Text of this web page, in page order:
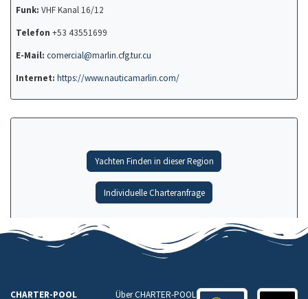
Funk: VHF Kanal 16/12
Telefon +53 43551699
E-Mail: comercial@marlin.cfg.tur.cu
Internet: https://www.nauticamarlin.com/
Yachten Finden in dieser Region
Individuelle Charteranfrage
CHARTER-POOL Über CHARTER-POOL